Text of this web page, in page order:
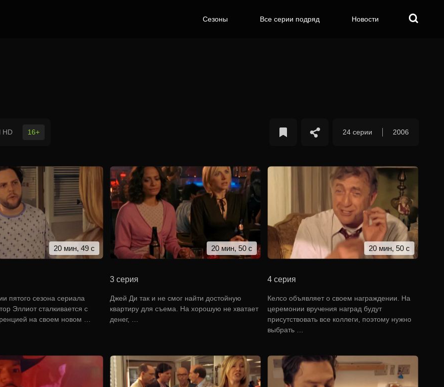
Сезоны Все серии подряд Новости
HD 16+ 24 серии 2006
20 мин, 49 с
пятого сезона сериала
Эллиот сталкивается с
на своем новом …
20 мин, 50 с
3 серия
Джей Ди так и не смог найти достойную
квартиру для съема. На хорошую не хватает
денег, …
20 мин, 50 с
4 серия
Келсо объявляет о своем награждении. На
церемонии вручения наград будут
присутствовать все коллеги, поэтому нужно
выбрать …